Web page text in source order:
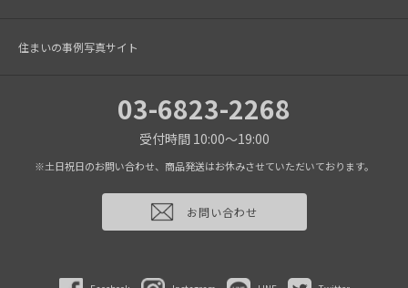
住まいの事例写真サイト
03-6823-2268
受付時間 10:00～19:00
※土日祝日のお問い合わせ、商品発送はお休みさせていただいております。
お問い合わせ